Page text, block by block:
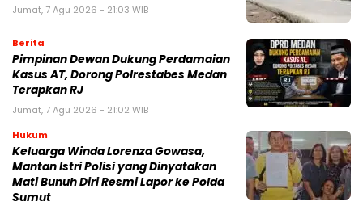
Jumat, 7 Agu 2026 - 21:03 WIB
Berita
Pimpinan Dewan Dukung Perdamaian
Kasus AT, Dorong Polrestabes Medan
Terapkan RJ
Jumat, 7 Agu 2026 - 21:02 WIB
Hukum
Keluarga Winda Lorenza Gowasa,
Mantan Istri Polisi yang Dinyatakan
Mati Bunuh Diri Resmi Lapor ke Polda
Sumut